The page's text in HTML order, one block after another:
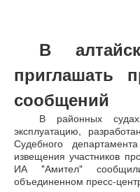
В
приглашать
сообщений
В районных
эксплуатацию,
Судебного
извещения участников
ИА "Амител"
объединенном пресс-